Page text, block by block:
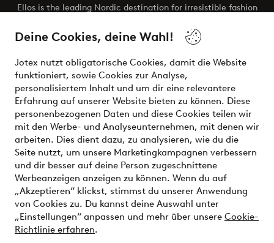
Deine Cookies, deine Wahl!
Jotex nutzt obligatorische Cookies, damit die Website
funktioniert, sowie Cookies zur Analyse,
personalisiertem Inhalt und um dir eine relevantere
Erfahrung auf unserer Website bieten zu können. Diese
personenbezogenen Daten und diese Cookies teilen wir
mit den Werbe- und Analyseunternehmen, mit denen wir
arbeiten. Dies dient dazu, zu analysieren, wie du die
Seite nutzt, um unsere Marketingkampagnen verbessern
und dir besser auf deine Person zugeschnittene
Werbeanzeigen anzeigen zu können. Wenn du auf
„Akzeptieren“ klickst, stimmst du unserer Anwendung
von Cookies zu. Du kannst deine Auswahl unter
„Einstellungen“ anpassen und mehr über unsere Cookie-
Richtlinie erfahren.
Ellos is the leading Nordic destination for irresistible fashion
the latest trends, curated to make finding your next look
effortless. It’s all here.
Visit Ellos
Sichere Zahlungen - Jetzt bezahlen oder aufteilen
Möchtest du mehr über unsere
Zahlungsmöglichkeitenerfahren?